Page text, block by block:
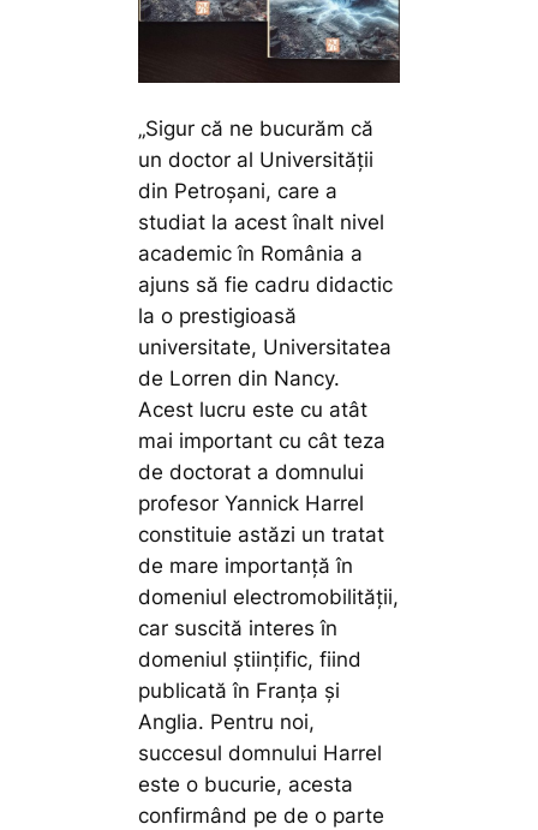
„Sigur că ne bucurăm că
un doctor al Universității
din Petroșani, care a
studiat la acest înalt nivel
academic în România a
ajuns să fie cadru didactic
la o prestigioasă
universitate, Universitatea
de Lorren din Nancy.
Acest lucru este cu atât
mai important cu cât teza
de doctorat a domnului
profesor Yannick Harrel
constituie astăzi un tratat
de mare importanță în
domeniul electromobilității,
car suscită interes în
domeniul științific, fiind
publicată în Franța și
Anglia. Pentru noi,
succesul domnului Harrel
este o bucurie, acesta
confirmând pe de o parte